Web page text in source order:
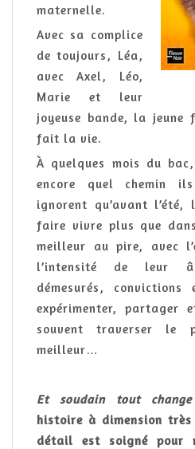
maternelle.
Avec sa complice
de toujours, Léa,
avec Axel, Léo,
Marie et leur
joyeuse bande, la jeune
fait la vie.
À quelques mois du
encore quel chemin
ignorent qu’avant
faire vivre plus que
meilleur au pire, avec
l’intensité de leur
démesurés,
expérimenter,
souvent traverser le
meilleur…
Et soudain tout change
histoire à dimension très
détail est soigné pour